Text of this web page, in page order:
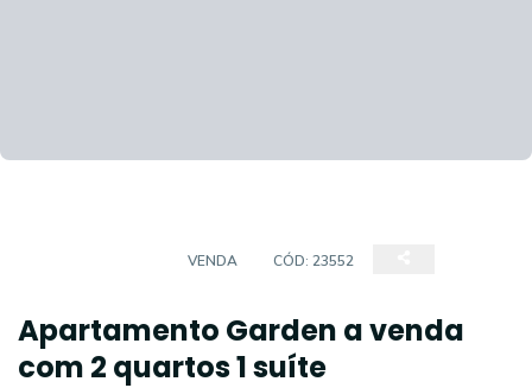
VENDA CÓD: 23552
Apartamento Garden a venda
com 2 quartos 1 suíte